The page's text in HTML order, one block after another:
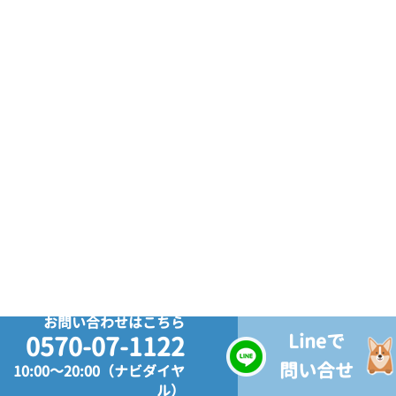
お問い合わせはこちら
0570-07-1122
10:00～20:00（ナビダイヤ
ル）
Lineで
問い合せ